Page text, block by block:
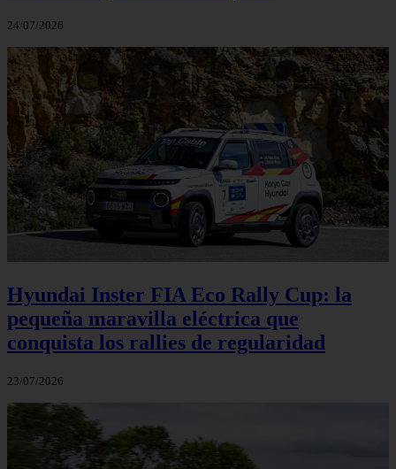
24/07/2026
Hyundai Inster FIA Eco Rally Cup: la
pequeña maravilla eléctrica que
conquista los rallies de regularidad
23/07/2026